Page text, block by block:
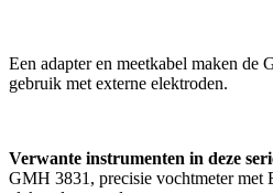
Een adapter en meetkabel maken de
gebruik met externe elektroden.
Verwante instrumenten in deze
GMH 3831, precisie vochtmeter met